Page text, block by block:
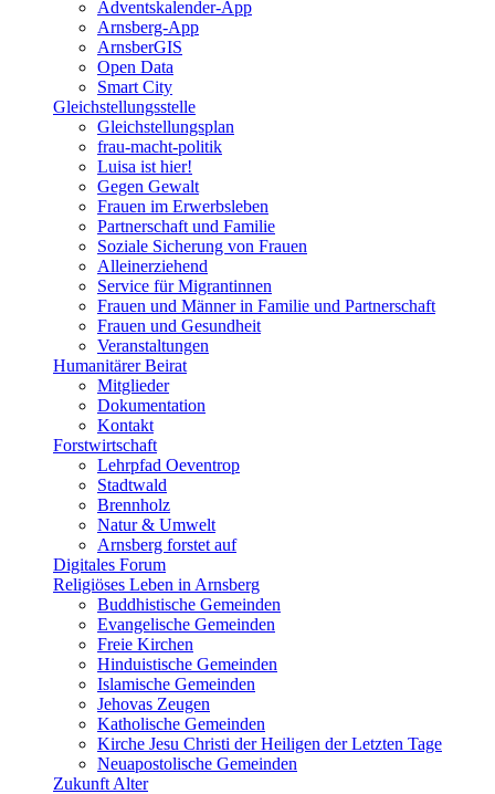
Adventskalender-App
Arnsberg-App
ArnsberGIS
Open Data
Smart City
Gleichstellungsstelle
Gleichstellungsplan
frau-macht-politik
Luisa ist hier!
Gegen Gewalt
Frauen im Erwerbsleben
Partnerschaft und Familie
Soziale Sicherung von Frauen
Alleinerziehend
Service für Migrantinnen
Frauen und Männer in Familie und Partnerschaft
Frauen und Gesundheit
Veranstaltungen
Humanitärer Beirat
Mitglieder
Dokumentation
Kontakt
Forstwirtschaft
Lehrpfad Oeventrop
Stadtwald
Brennholz
Natur & Umwelt
Arnsberg forstet auf
Digitales Forum
Religiöses Leben in Arnsberg
Buddhistische Gemeinden
Evangelische Gemeinden
Freie Kirchen
Hinduistische Gemeinden
Islamische Gemeinden
Jehovas Zeugen
Katholische Gemeinden
Kirche Jesu Christi der Heiligen der Letzten Tage
Neuapostolische Gemeinden
Zukunft Alter